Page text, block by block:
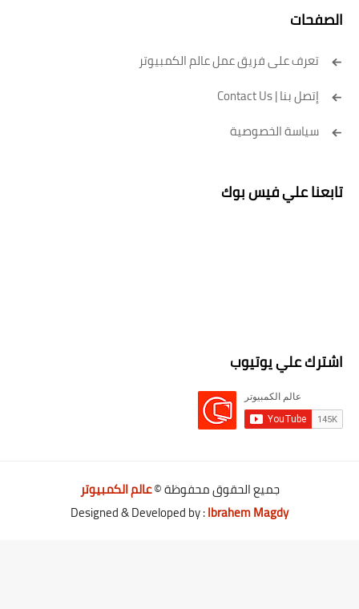
الصفحات
تعرف على فريق عمل عالم الكمبيوتر
إتصل بنا | Contact Us
سياسة الخصوصية
تابعنا علي فيس بوك
اشترك علي يوتيوب
جميع الحقوق محفوظة ©عالم الكمبيوتر
Designed & Developed by :Ibrahem Magdy